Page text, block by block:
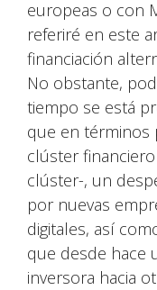
europeas o con
referiré en este
financiación
No obstante,
tiempo se está
que en términos
clúster
clúster-, un
por nuevas
digitales, así
que desde hace
inversora hacia